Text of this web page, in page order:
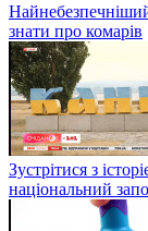
знати про комарів
Зустрітися з
національний